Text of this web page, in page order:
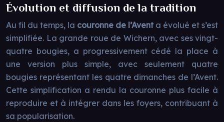
Évolution et diffusion de la tradition
Au fil du temps, la couronne de l’Avent a évolué et s’est
simplifiée. La grande roue de Wichern, avec ses vingt-
quatre bougies, a progressivement cédé la place à
une version plus simple, avec seulement quatre
bougies représentant les quatre dimanches de l’Avent.
Cette simplification a rendu la couronne plus facile à
reproduire et à intégrer dans les foyers, contribuant à
sa popularisation.